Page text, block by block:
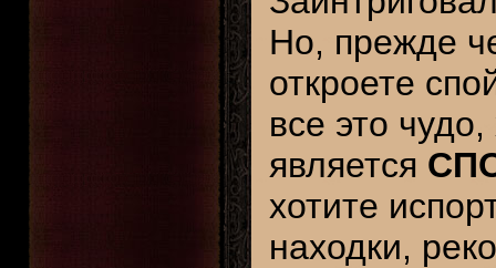
Но, прежде
откроете
все это
является
хотите
находки,